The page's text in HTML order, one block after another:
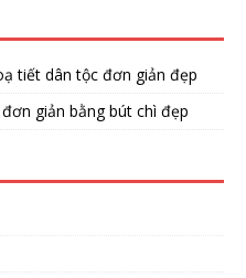
tiết dân tộc đơn giản đẹp
giản bằng bút chì đẹp